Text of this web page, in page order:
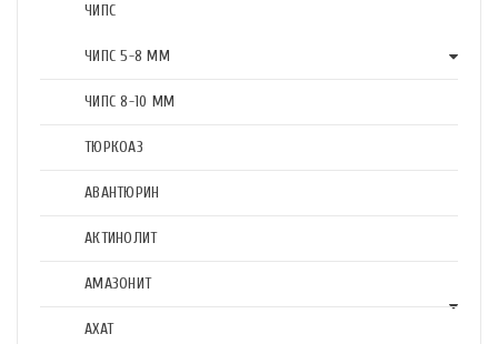
ЧИПС
ЧИПС 5-8 ММ
ЧИПС 8-10 ММ
ТЮРКОАЗ
АВАНТЮРИН
АКТИНОЛИТ
АМАЗОНИТ
АХАТ